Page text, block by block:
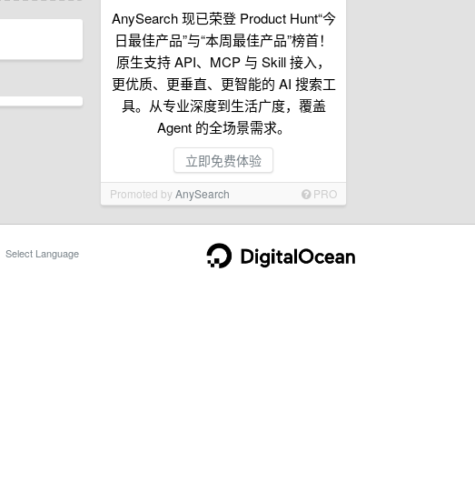
AnySearch 现已荣登 Product Hunt“今
日最佳产品”与“本周最佳产品”榜首！
原生支持 API、MCP 与 Skill 接入，
更优质、更垂直、更智能的 AI 搜索工
具。从专业深度到生活广度，覆盖
Agent 的全场景需求。
立即免费体验
Promoted byAnySearch PRO
Select Language